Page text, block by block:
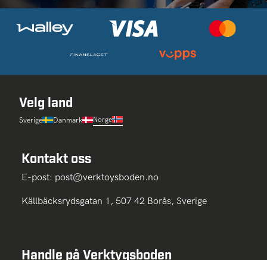
Velg land
Sverige Danmark Norge
Kontakt oss
E-post: post@verktoysboden.no
Källbäcksrydsgatan 1, 507 42 Borås, Sverige
Handle på Verktygsboden